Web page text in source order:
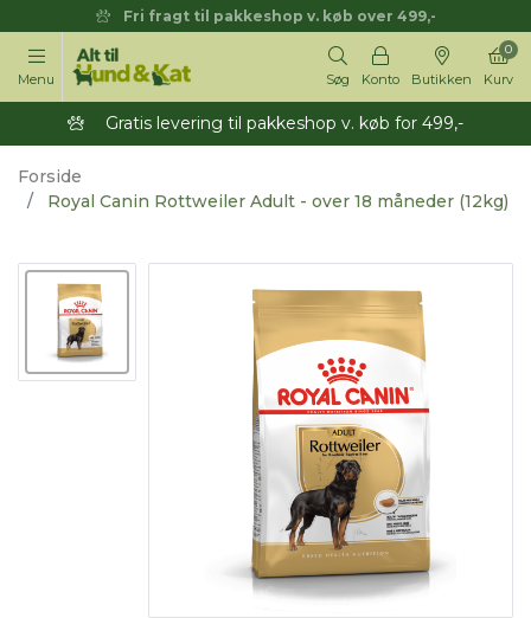
Fri fragt til pakkeshop v. køb over 499,-
Menu Søg Konto Butikken Kurv
0
Gratis levering til pakkeshop v. køb for 499,-
Forside
Royal Canin Rottweiler Adult - over 18 måneder (12kg)